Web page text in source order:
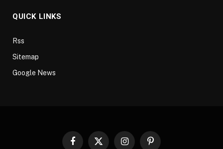
QUICK LINKS
Rss
Sitemap
Google News
Facebook
X InstagramPinterest